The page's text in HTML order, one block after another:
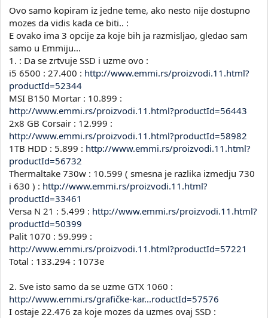
Ovo samo kopiram iz jedne teme, ako nesto nije dostupno
mozes da vidis kada ce biti.. :
E ovako ima 3 opcije za koje bih ja razmisljao, gledao sam
samo u Emmiju...
1. : Da se zrtvuje SSD i uzme ovo :
i5 6500 : 27.400 : http://www.emmi.rs/proizvodi.11.html?
productId=52344
MSI B150 Mortar : 10.899 :
http://www.emmi.rs/proizvodi.11.html?productId=56443
2x8 GB Corsair : 12.999 :
http://www.emmi.rs/proizvodi.11.html?productId=58982
1TB HDD : 5.899 : http://www.emmi.rs/proizvodi.11.html?
productId=56732
Thermaltake 730w : 10.599 ( smesna je razlika izmedju 730
i 630 ) : http://www.emmi.rs/proizvodi.11.html?
productId=33461
Versa N 21 : 5.499 : http://www.emmi.rs/proizvodi.11.html?
productId=50399
Palit 1070 : 59.999 :
http://www.emmi.rs/proizvodi.11.html?productId=57221
Total : 133.294 : 1073e
2. Sve isto samo da se uzme GTX 1060 :
http://www.emmi.rs/grafičke-kar...roductId=57576
I ostaje 22.476 za koje mozes da uzmes ovaj SSD :